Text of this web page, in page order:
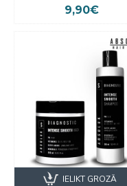
9,90€
IELIKT GROZĀ